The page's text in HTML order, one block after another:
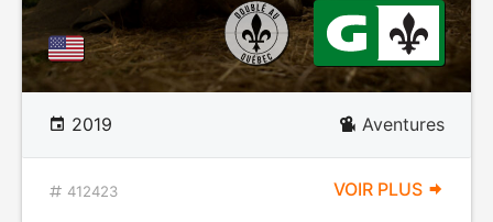
2019 Aventures
412423 VOIR PLUS